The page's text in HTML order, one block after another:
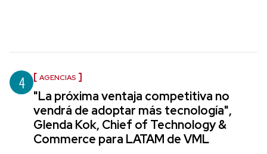
4 AGENCIAS
"La próxima ventaja competitiva no
vendrá de adoptar más tecnología",
Glenda Kok, Chief of Technology &
Commerce para LATAM de VML